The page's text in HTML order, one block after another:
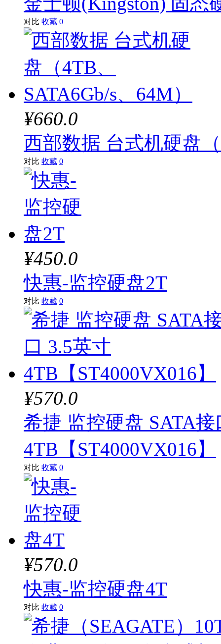
对比 收藏 0
¥660.0
西部数据 台式机硬盘
对比 收藏 0
¥450.0
快惠-监控硬盘2T
对比 收藏 0
¥570.0
希捷 监控硬盘 SATA接
4TB【ST4000VX016】
对比 收藏 0
¥570.0
快惠-监控硬盘4T
对比 收藏 0